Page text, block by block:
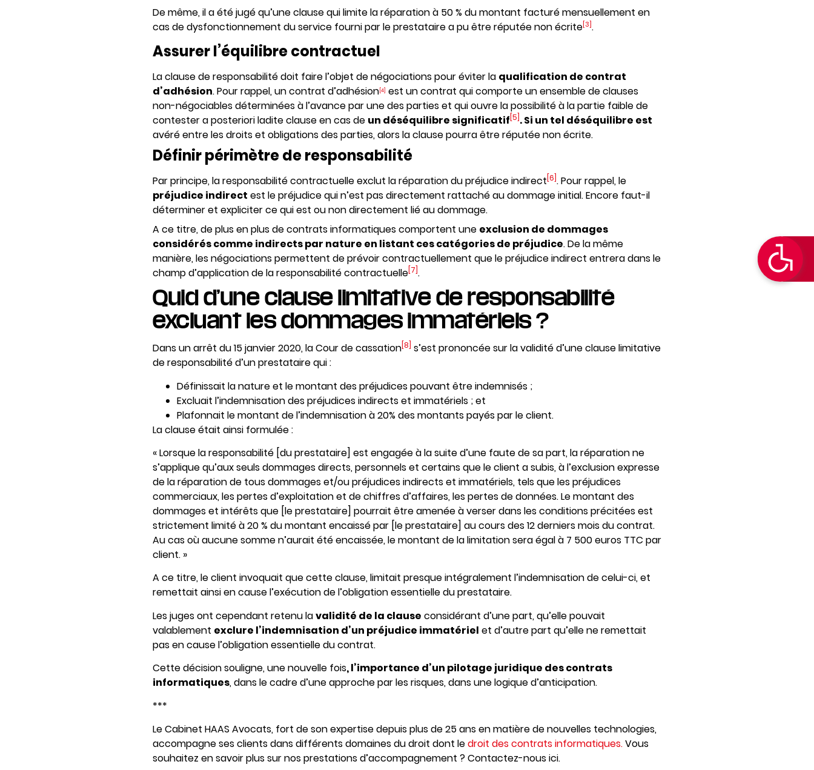
De même, il a été jugé qu’une clause qui limite la réparation à 50 % du montant facturé mensuellement en
cas de dysfonctionnement du service fourni par le prestataire a pu être réputée non écrite[3].
Assurer l’équilibre contractuel
La clause de responsabilité doit faire l’objet de négociations pour éviter la qualification de contrat
d’adhésion. Pour rappel, un contrat d’adhésion[4] est un contrat qui comporte un ensemble de clauses
non-négociables déterminées à l’avance par une des parties et qui ouvre la possibilité à la partie faible de
contester a posteriori ladite clause en cas de un déséquilibre significatif [5] . Si un tel déséquilibre est
avéré entre les droits et obligations des parties, alors la clause pourra être réputée non écrite.
Définir périmètre de responsabilité
Par principe, la responsabilité contractuelle exclut la réparation du préjudice indirect [6] . Pour rappel, le
préjudice indirect est le préjudice qui n’est pas directement rattaché au dommage initial. Encore faut-il
déterminer et expliciter ce qui est ou non directement lié au dommage.
A ce titre, de plus en plus de contrats informatiques comportent une exclusion de dommages
considérés comme indirects par nature en listant ces catégories de préjudice. De la même
manière, les négociations permettent de prévoir contractuellement que le préjudice indirect entrera dans le
champ d’application de la responsabilité contractuelle [7] .
Quid d’une clause limitative de responsabilité
excluant les dommages immatériels ?
Dans un arrêt du 15 janvier 2020, la Cour de cassation [8] s’est prononcée sur la validité d’une clause limitative
de responsabilité d’un prestataire qui :
Définissait la nature et le montant des préjudices pouvant être indemnisés ;
Excluait l’indemnisation des préjudices indirects et immatériels ; et
Plafonnait le montant de l’indemnisation à 20% des montants payés par le client.
La clause était ainsi formulée :
« Lorsque la responsabilité [du prestataire] est engagée à la suite d’une faute de sa part, la réparation ne
s’applique qu’aux seuls dommages directs, personnels et certains que le client a subis, à l’exclusion expresse
de la réparation de tous dommages et/ou préjudices indirects et immatériels, tels que les préjudices
commerciaux, les pertes d’exploitation et de chiffres d’affaires, les pertes de données. Le montant des
dommages et intérêts que [le prestataire] pourrait être amenée à verser dans les conditions précitées est
strictement limité à 20 % du montant encaissé par [le prestataire] au cours des 12 derniers mois du contrat.
Au cas où aucune somme n’aurait été encaissée, le montant de la limitation sera égal à 7 500 euros TTC par
client. »
A ce titre, le client invoquait que cette clause, limitait presque intégralement l’indemnisation de celui-ci, et
remettait ainsi en cause l’exécution de l’obligation essentielle du prestataire.
Les juges ont cependant retenu lavalidité de la clause considérant d’une part, qu’elle pouvait
valablement exclure l’indemnisation d’un préjudice immatériel et d’autre part qu’elle ne remettait
pas en cause l’obligation essentielle du contrat.
Cette décision souligne, une nouvelle fois, l’importance d’un pilotage juridique des contrats
informatiques, dans le cadre d’une approche par les risques, dans une logique d’anticipation.
***
Le Cabinet HAAS Avocats, fort de son expertise depuis plus de 25 ans en matière de nouvelles technologies,
accompagne ses clients dans différents domaines du droit dont ledroit des contrats informatiques.Vous
souhaitez en savoir plus sur nos prestations d’accompagnement ? Contactez-nous ici.